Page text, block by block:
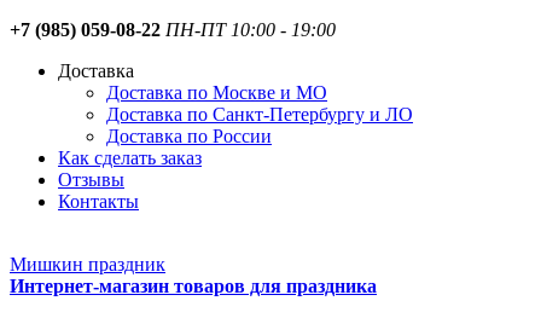
+7 (985) 059-08-22 ПН-ПТ 10:00 - 19:00
Доставка
Доставка по Москве и МО
Доставка по Санкт-Петербургу и ЛО
Доставка по России
Как сделать заказ
Отзывы
Контакты
Мишкин праздник
Интернет-магазин товаров для праздника